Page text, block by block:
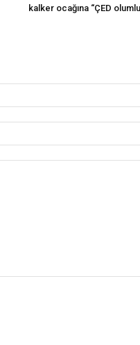
kalker ocağına “ÇED